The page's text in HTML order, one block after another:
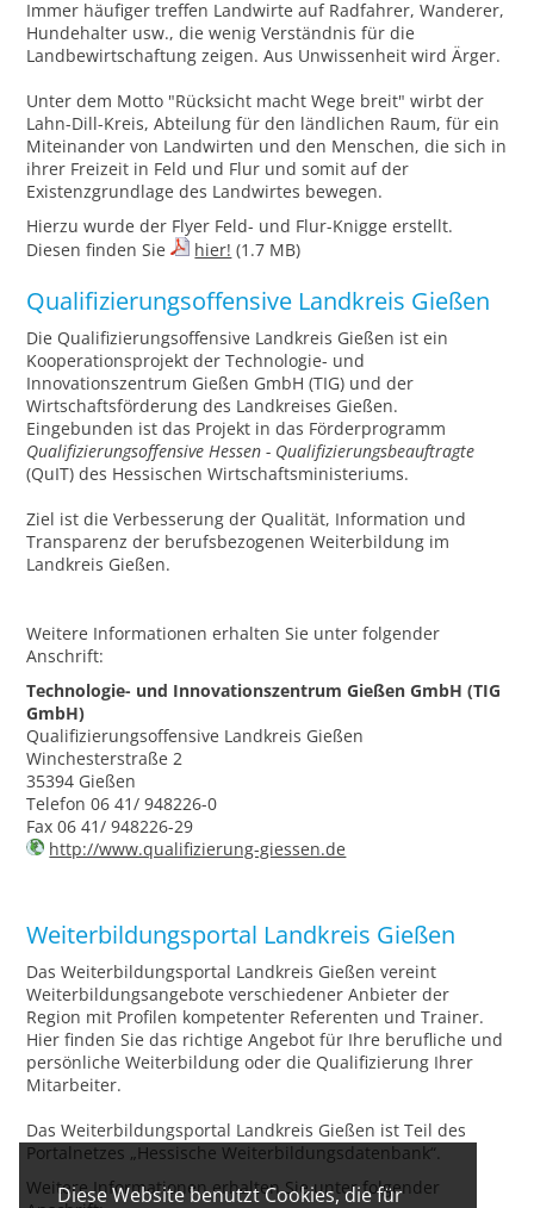
Diese Website benutzt Cookies, die für
Immer häufiger treffen Landwirte auf Radfahrer, Wanderer,
Hundehalter usw., die wenig Verständnis für die
Landbewirtschaftung zeigen. Aus Unwissenheit wird Ärger.
Unter dem Motto "Rücksicht macht Wege breit" wirbt der
Lahn-Dill-Kreis, Abteilung für den ländlichen Raum, für ein
Miteinander von Landwirten und den Menschen, die sich in
ihrer Freizeit in Feld und Flur und somit auf der
Existenzgrundlage des Landwirtes bewegen.
Hierzu wurde der Flyer Feld- und Flur-Knigge erstellt.
Diesen finden Sie
hier! (1.7 MB)
Qualifizierungsoffensive Landkreis Gießen
Die Qualifizierungsoffensive Landkreis Gießen ist ein
Kooperationsprojekt der Technologie- und
Innovationszentrum Gießen GmbH (TIG) und der
Wirtschaftsförderung des Landkreises Gießen.
Eingebunden ist das Projekt in das Förderprogramm
Qualifizierungsoffensive Hessen - Qualifizierungsbeauftragte
(QuIT) des Hessischen Wirtschaftsministeriums.
Ziel ist die Verbesserung der Qualität, Information und
Transparenz der berufsbezogenen Weiterbildung im
Landkreis Gießen.
Weitere Informationen erhalten Sie unter folgender
Anschrift:
Technologie- und Innovationszentrum Gießen GmbH (TIG
GmbH)
Qualifizierungsoffensive Landkreis Gießen
Winchesterstraße 2
35394 Gießen
Telefon 06 41/ 948226-0
Fax 06 41/ 948226-29
http://www.qualifizierung-giessen.de
Weiterbildungsportal Landkreis Gießen
Das Weiterbildungsportal Landkreis Gießen vereint
Weiterbildungsangebote verschiedener Anbieter der
Region mit Profilen kompetenter Referenten und Trainer.
Hier finden Sie das richtige Angebot für Ihre berufliche und
persönliche Weiterbildung oder die Qualifizierung Ihrer
Mitarbeiter.
Das Weiterbildungsportal Landkreis Gießen ist Teil des
Portalnetzes „Hessische Weiterbildungsdatenbank“.
Weitere Informationen erhalten Sie unter folgender